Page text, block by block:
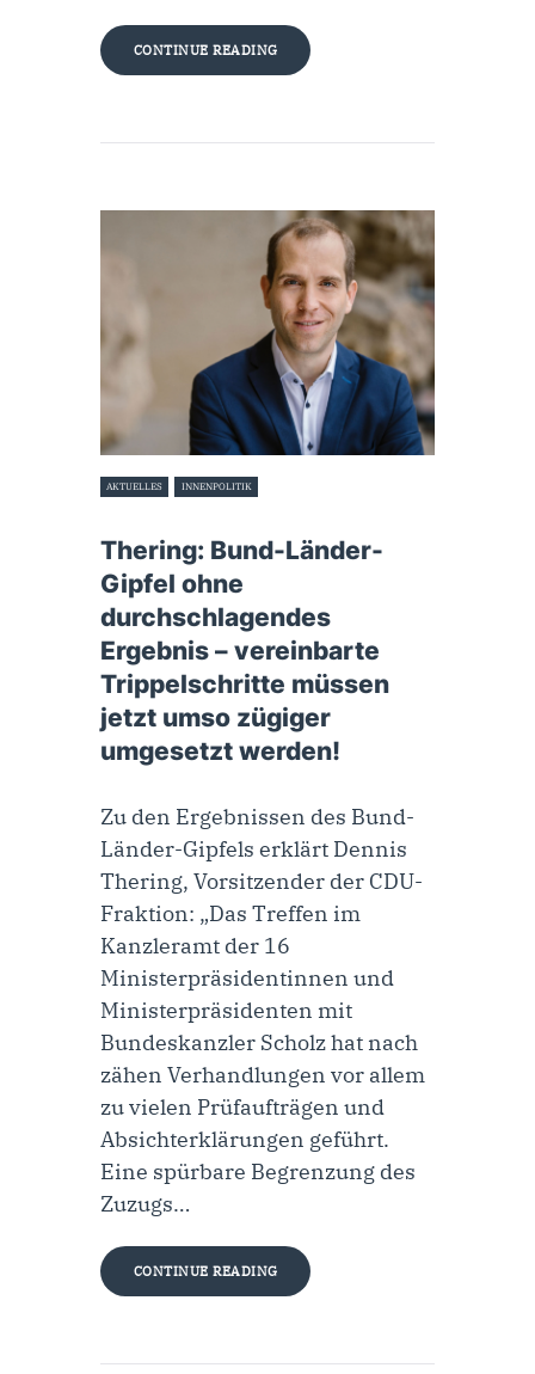
CONTINUE READING
AKTUELLES INNENPOLITIK
Thering: Bund-Länder-
Gipfel ohne
durchschlagendes
Ergebnis – vereinbarte
Trippelschritte müssen
jetzt umso zügiger
umgesetzt werden!
Zu den Ergebnissen des Bund-
Länder-Gipfels erklärt Dennis
Thering, Vorsitzender der CDU-
Fraktion: „Das Treffen im
Kanzleramt der 16
Ministerpräsidentinnen und
Ministerpräsidenten mit
Bundeskanzler Scholz hat nach
zähen Verhandlungen vor allem
zu vielen Prüfaufträgen und
Absichterklärungen geführt.
Eine spürbare Begrenzung des
Zuzugs…
CONTINUE READING